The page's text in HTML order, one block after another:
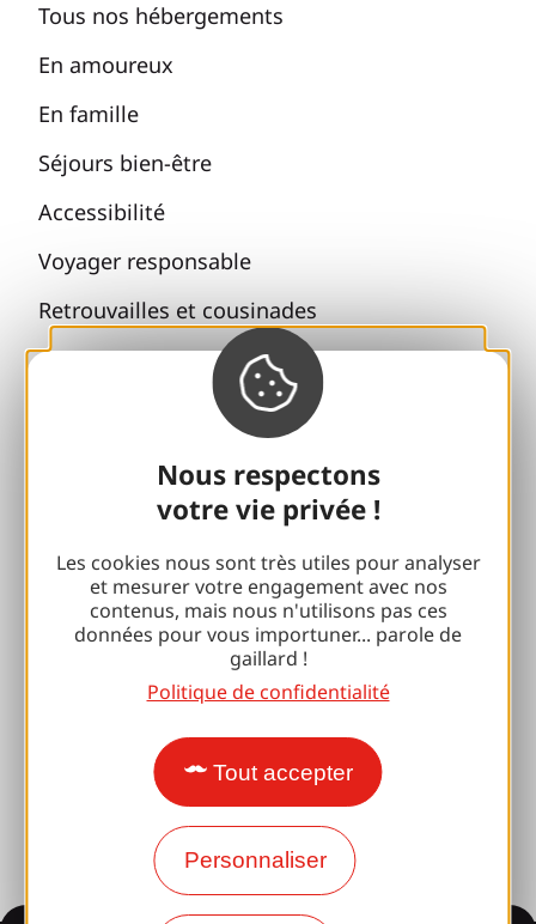
Nous respectons
votre vie privée !
Les cookies nous sont très utiles pour analyser
et mesurer votre engagement avec nos
contenus, mais nous n'utilisons pas ces
données pour vous importuner... parole de
gaillard !
Politique de confidentialité
Tout accepter
Personnaliser
Tous nos hébergements
En amoureux
En famille
Séjours bien-être
Accessibilité
Voyager responsable
Retrouvailles et cousinades
Avec mon chien
Toutes les idées séjours
Espace Pro
Séjours sportifs
Club 100 % Gaillard
Brive 100 % Evénement
Photothèque
Espace presse